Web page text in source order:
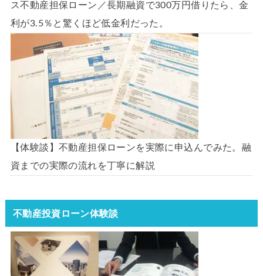
ス不動産担保ローン／長期融資で300万円借りたら、金
利が3.5％と驚くほど低金利だった。
【体験談】不動産担保ローンを実際に申込んでみた。融
資までの実際の流れを丁寧に解説
不動産投資ローン体験談